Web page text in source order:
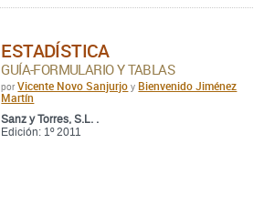
ESTADÍSTICA
GUÍA-FORMULARIO Y TABLAS
porVicente Novo Sanjurjo y Bienvenido Jiménez
Martín
Sanz y Torres, S.L. .
Edición: 1º 2011